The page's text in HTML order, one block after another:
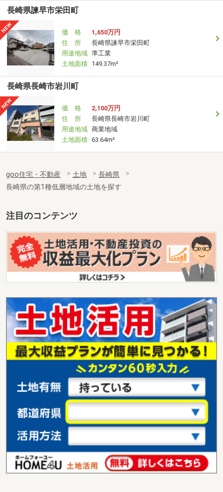
長崎県諫早市栄田町
価 格
1,650万円
住 所
長崎県諫早市栄田町
用途地域 準工業
土地面積 149.37m²
長崎県長崎市岩川町
価 格
2,100万円
住 所
長崎県長崎市岩川町
用途地域 商業地域
土地面積 63.64m²
goo住宅・不動産 土地
長崎県
長崎県の第1種低層地域の土地を探す
注目のコンテンツ